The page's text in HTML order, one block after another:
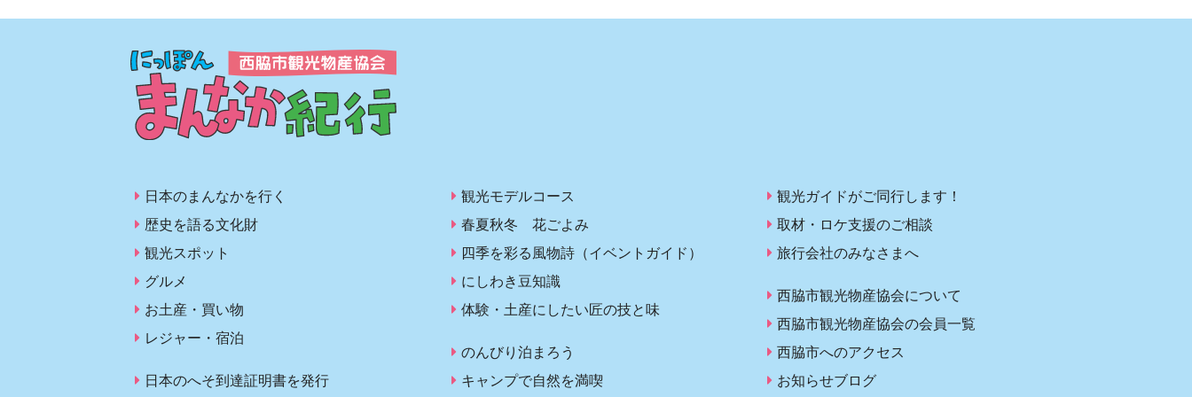
日本のまんなかを行く
歴史を語る文化財
観光スポット
グルメ
お土産・買い物
レジャー・宿泊
日本のへそ到達証明書を発行
観光モデルコース
春夏秋冬 花ごよみ
四季を彩る風物詩（イベントガイド）
にしわき豆知識
体験・土産にしたい匠の技と味
のんびり泊まろう
キャンプで自然を満喫
観光ガイドがご同行します！
取材・ロケ支援のご相談
旅行会社のみなさまへ
西脇市観光物産協会について
西脇市観光物産協会の会員一覧
西脇市へのアクセス
お知らせブログ